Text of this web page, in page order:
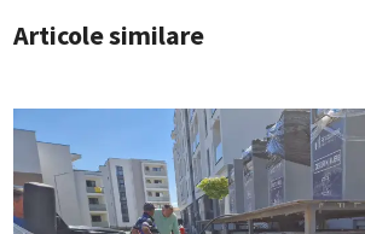
Articole similare